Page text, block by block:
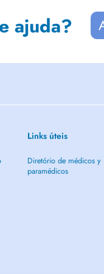
ajuda?
Links úteis
Diretório de médicos y
paramédicos